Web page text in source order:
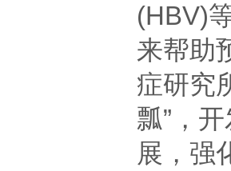
(HBV)
来帮助
症研究
瓢”，
展，强